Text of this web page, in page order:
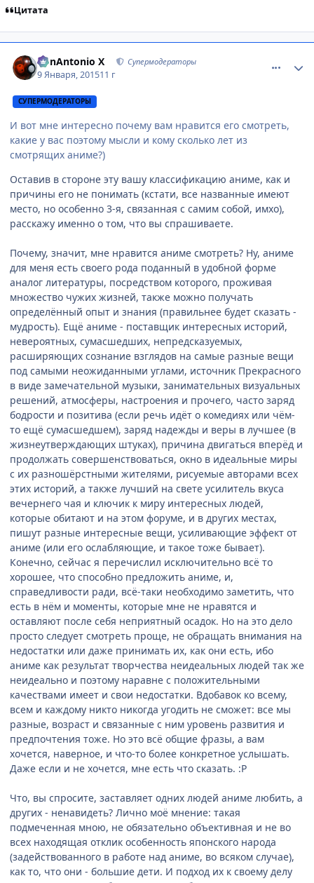
Цитата
BonAntonio X Супермодераторы
9 Января, 201511 г
СУПЕРМОДЕРАТОРЫ
И вот мне интересно почему вам нравится его смотреть,
какие у вас поэтому мысли и кому сколько лет из
смотрящих аниме?)
Оставив в стороне эту вашу классификацию аниме, как и
причины его не понимать (кстати, все названные имеют
место, но особенно 3-я, связанная с самим собой, имхо),
расскажу именно о том, что вы спрашиваете.
Почему, значит, мне нравится аниме смотреть? Ну, аниме
для меня есть своего рода поданный в удобной форме
аналог литературы, посредством которого, проживая
множество чужих жизней, также можно получать
определённый опыт и знания (правильнее будет сказать -
мудрость). Ещё аниме - поставщик интересных историй,
невероятных, сумасшедших, непредсказуемых,
расширяющих сознание взглядов на самые разные вещи
под самыми неожиданными углами, источник Прекрасного
в виде замечательной музыки, занимательных визуальных
решений, атмосферы, настроения и прочего, часто заряд
бодрости и позитива (если речь идёт о комедиях или чём-
то ещё сумасшедшем), заряд надежды и веры в лучшее (в
жизнеутверждающих штуках), причина двигаться вперёд и
продолжать совершенствоваться, окно в идеальные миры
с их разношёрстными жителями, рисуемые авторами всех
этих историй, а также лучший на свете усилитель вкуса
вечернего чая и ключик к миру интересных людей,
которые обитают и на этом форуме, и в других местах,
пишут разные интересные вещи, усиливающие эффект от
аниме (или его ослабляющие, и такое тоже бывает).
Конечно, сейчас я перечислил исключительно всё то
хорошее, что способно предложить аниме, и,
справедливости ради, всё-таки необходимо заметить, что
есть в нём и моменты, которые мне не нравятся и
оставляют после себя неприятный осадок. Но на это дело
просто следует смотреть проще, не обращать внимания на
недостатки или даже принимать их, как они есть, ибо
аниме как результат творчества неидеальных людей так же
неидеально и поэтому наравне с положительными
качествами имеет и свои недостатки. Вдобавок ко всему,
всем и каждому никто никогда угодить не сможет: все мы
разные, возраст и связанные с ним уровень развития и
предпочтения тоже. Но это всё общие фразы, а вам
хочется, наверное, и что-то более конкретное услышать.
Даже если и не хочется, мне есть что сказать. :P
Что, вы спросите, заставляет одних людей аниме любить, а
других - ненавидеть? Лично моё мнение: такая
подмеченная мною, не обязательно объективная и не во
всех находящая отклик особенность японского народа
(задействованного в работе над аниме, во всяком случае),
как то, что они - большие дети. И подход их к своему делу